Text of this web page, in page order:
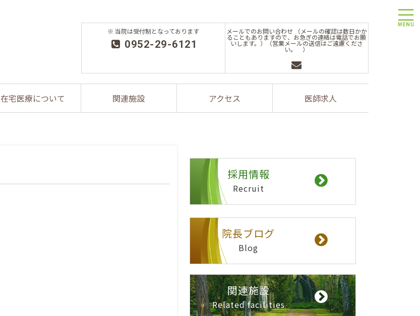
※ 当院は受付制となっております
0952-29-6121
メールでのお問い合わせ （メールの確認は数日かか
ることもありますので、お急ぎの連絡は電話でお願
いします。）（営業メールの送信はご遠慮くださ
い。 ）
在宅医療について 関連施設 アクセス 医師求人
採用情報
Recruit
院長ブログ
Blog
関連施設
Related facilities